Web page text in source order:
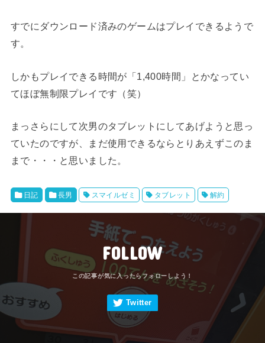
すでにダウンロード済みのゲームはプレイできるようで
す。
しかもプレイできる時間が「1,400時間」とかなってい
てほぼ無制限プレイです（笑）
まっさらにして次男のタブレットにしてあげようと思っ
ていたのですが、まだ使用できるならとりあえずこのま
まで・・・と思いました。
日記 長男 スマイルゼミ タブレット 解約
FOLLOW